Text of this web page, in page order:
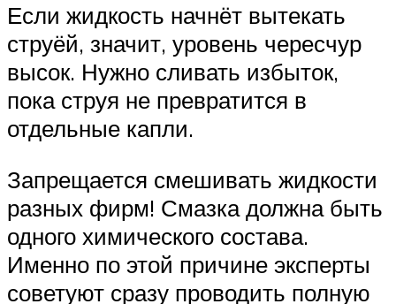
Если жидкость начнёт вытекать
струёй, значит, уровень чересчур
высок. Нужно сливать избыток,
пока струя не превратится в
отдельные капли.
Запрещается смешивать жидкости
разных фирм! Смазка должна быть
одного химического состава.
Именно по этой причине эксперты
советуют сразу проводить полную